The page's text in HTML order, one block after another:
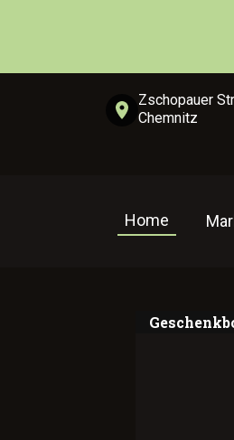
Zschopauer
Chemnitz
Home